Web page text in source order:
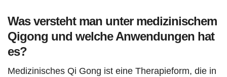
Was versteht man unter medizinischem
Qigong und welche Anwendungen hat
es?
Medizinisches Qi Gong ist eine Therapieform, die in